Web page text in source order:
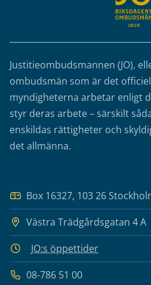
Justitieombudsmannen (JO),
ombudsmän som är det
myndigheterna arbetar enligt
styr deras arbete – särskilt
enskildas rättigheter och
det allmänna.
Box 16327, 103 26
Västra Trädgårdsgatan 4 A
JO:s öppettider
08-786 51 00